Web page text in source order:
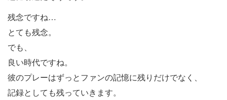
残念ですね…
とても残念。
でも、
良い時代ですね。
彼のプレーはずっとファンの記憶に残りだけでなく、
記録としても残っていきます。